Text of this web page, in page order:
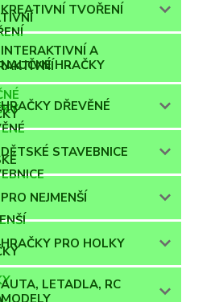
KREATIVNÍ TVOŘENÍ
INTERAKTIVNÍ A
NAUČNÉ HRAČKY
HRAČKY DŘEVĚNÉ
DĚTSKÉ STAVEBNICE
PRO NEJMENŠÍ
HRAČKY PRO HOLKY
AUTA, LETADLA, RC